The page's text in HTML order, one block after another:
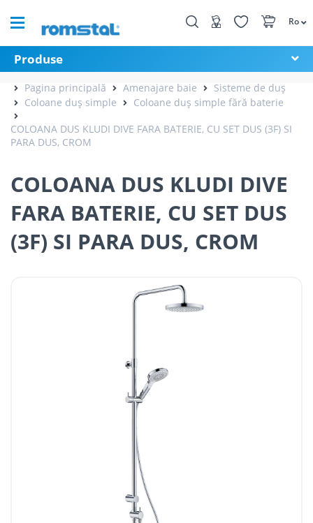
Ro
Produse
Pagina principală Amenajare baie
Sisteme de duș
Coloane duș simple
Coloane duș simple fără baterie
COLOANA DUS KLUDI DIVE FARA BATERIE, CU SET DUS (3F) SI
PARA DUS, CROM
COLOANA DUS KLUDI DIVE
FARA BATERIE, CU SET DUS
(3F) SI PARA DUS, CROM